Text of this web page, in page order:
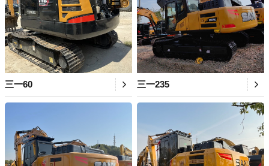
三一60 三一235